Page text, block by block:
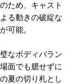
ため、キャスト
る動きの破綻な
可能。
なボディバラン
面でも臆せずに
夏の切り札とし